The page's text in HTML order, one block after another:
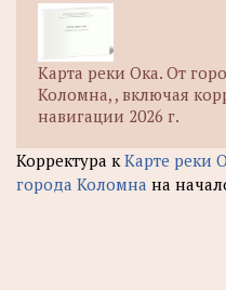
Карта реки Ока. От
Коломна, , включая
навигации 2026 г.
Корректура кКарте реки
города Коломна на